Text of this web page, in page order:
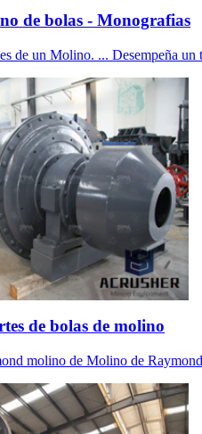
de bolas - Monografias
de un Molino. ... Desempeña un
de bolas de molino
molino de Molino de